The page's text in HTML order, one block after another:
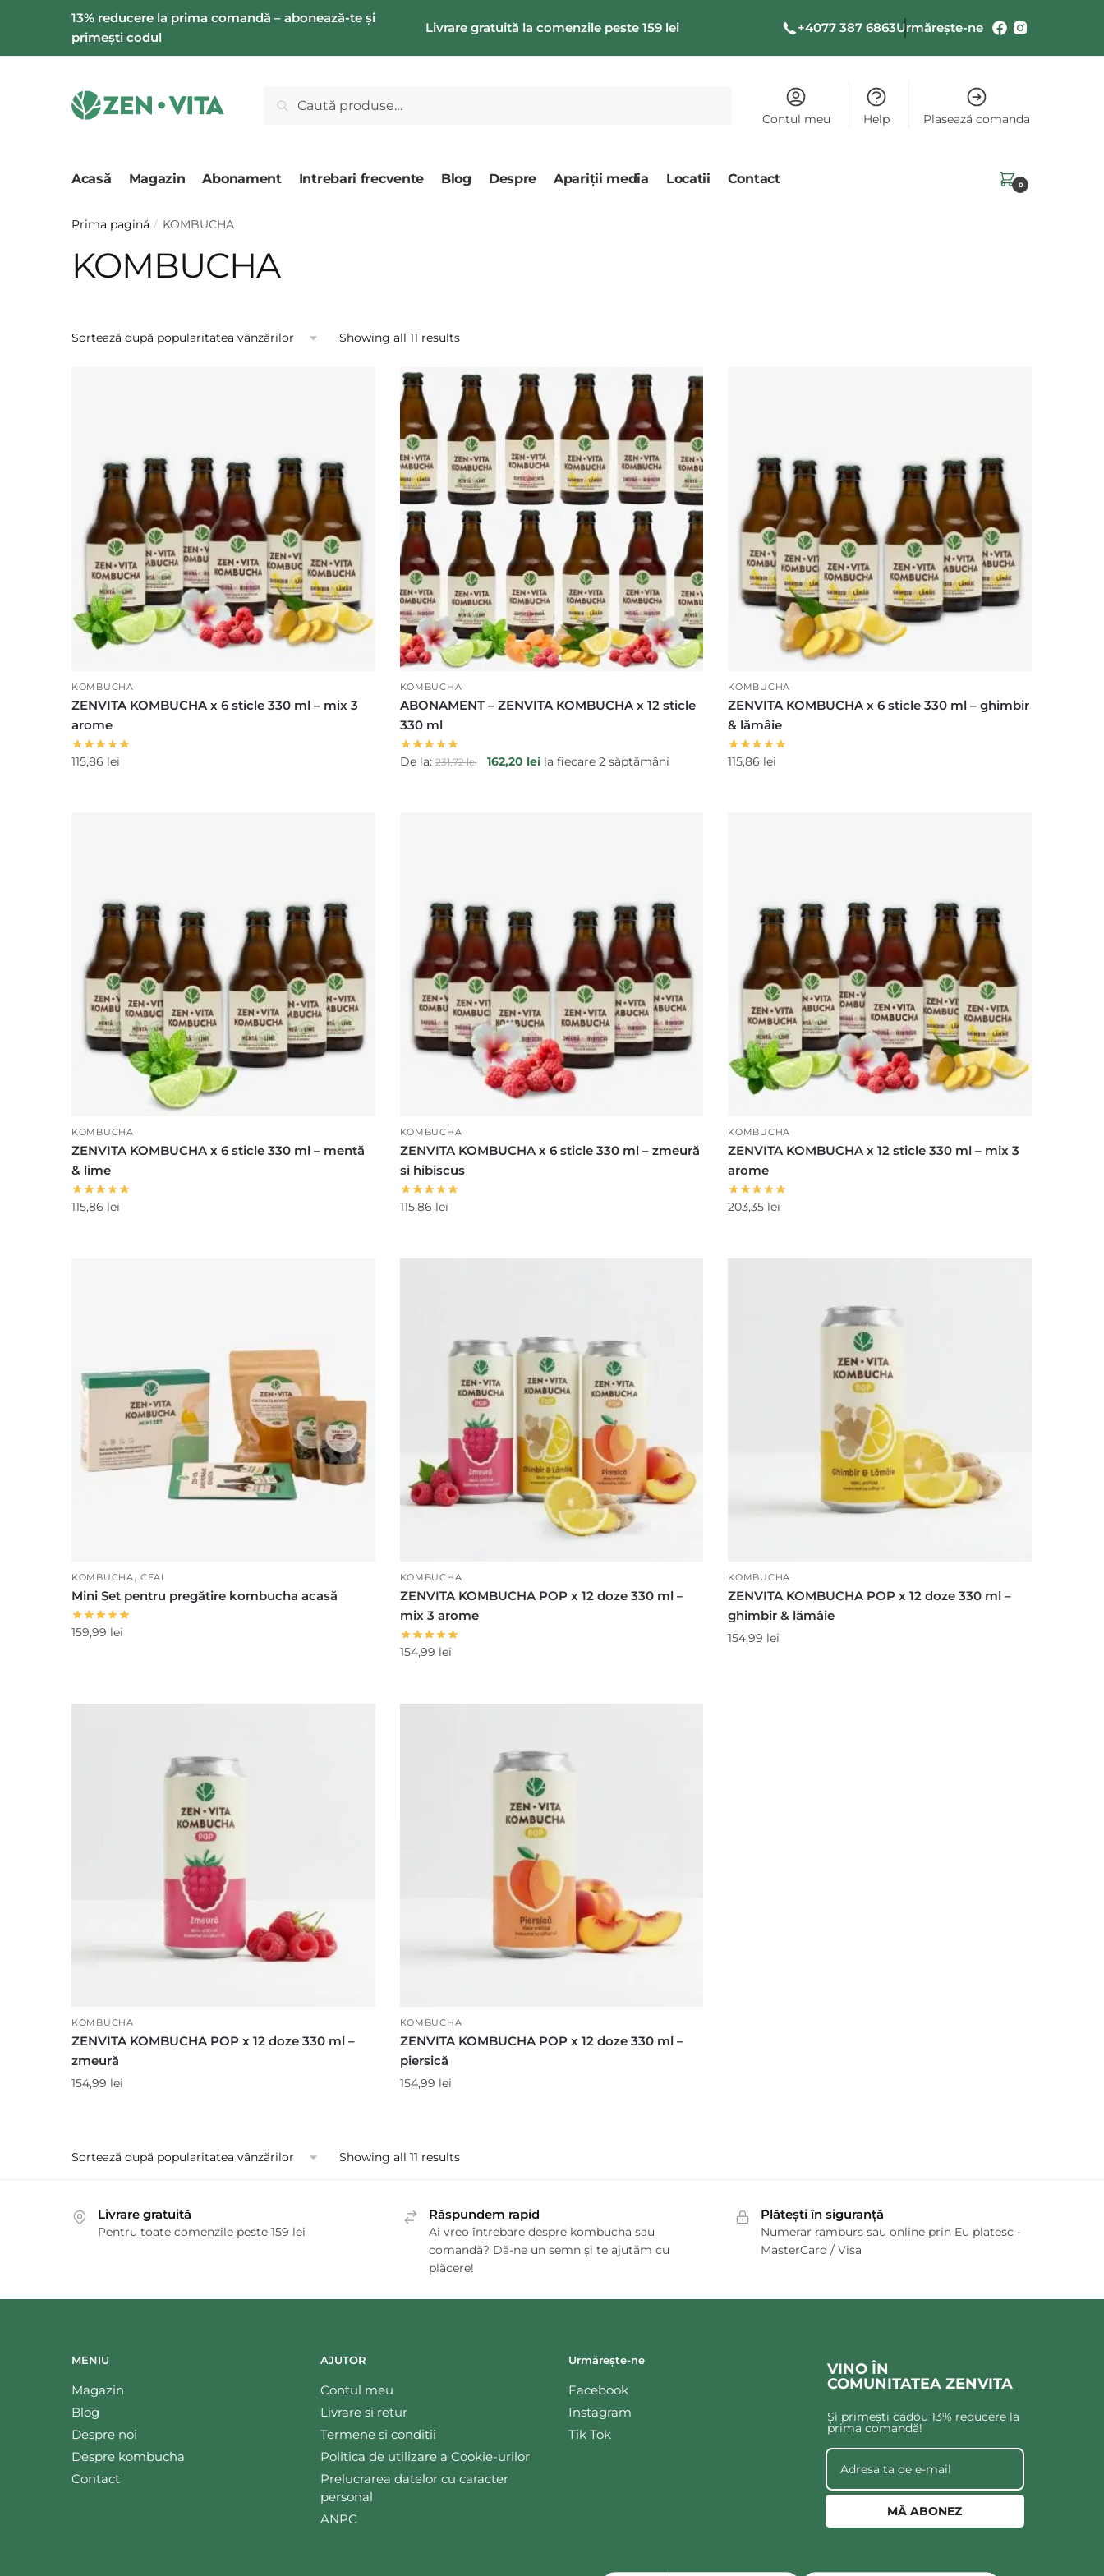
13% reducere la prima comandă – abonează-te și
primești codul
Livrare gratuită la comenzile peste 159 lei +4077 387 6863Urmărește-ne
după:
Caută
Contul meu Help Plasează comanda
Acasă Magazin Abonament Intrebari frecvente Blog Despre Apariții media Locatii Contact 0
Prima pagină / KOMBUCHA
KOMBUCHA
Showing all 11 results
KOMBUCHA
ZENVITA KOMBUCHA x 6 sticle 330 ml – mix 3
arome
115,86 lei
KOMBUCHA
ABONAMENT – ZENVITA KOMBUCHA x 12 sticle
330 ml
De la:231,72lei
Prețul
162,20 leiPrețul
la fiecare 2 săptămâni
KOMBUCHA
ZENVITA KOMBUCHA x 6 sticle 330 ml – ghimbir
& lămâie
115,86 lei
KOMBUCHA
ZENVITA KOMBUCHA x 6 sticle 330 ml – mentă
& lime
115,86 lei
KOMBUCHA
ZENVITA KOMBUCHA x 6 sticle 330 ml – zmeură
si hibiscus
115,86 lei
KOMBUCHA
ZENVITA KOMBUCHA x 12 sticle 330 ml – mix 3
arome
203,35 lei
KOMBUCHA,CEAI
Mini Set pentru pregătire kombucha acasă
159,99 lei
KOMBUCHA
ZENVITA KOMBUCHA POP x 12 doze 330 ml –
mix 3 arome
154,99 lei
KOMBUCHA
ZENVITA KOMBUCHA POP x 12 doze 330 ml –
ghimbir & lămâie
154,99 lei
KOMBUCHA
ZENVITA KOMBUCHA POP x 12 doze 330 ml –
zmeură
154,99 lei
KOMBUCHA
ZENVITA KOMBUCHA POP x 12 doze 330 ml –
piersică
154,99 lei
Showing all 11 results
Livrare gratuită
Pentru toate comenzile peste 159 lei
Răspundem rapid
Ai vreo întrebare despre kombucha sau
comandă? Dă-ne un semn și te ajutăm cu
plăcere!
Plătești în siguranță
Numerar ramburs sau online prin Eu platesc -
MasterCard / Visa
MENIU
Magazin
Blog
Despre noi
Despre kombucha
Contact
AJUTOR
Contul meu
Livrare si retur
Termene si conditii
Politica de utilizare a Cookie-urilor
Prelucrarea datelor cu caracter
personal
ANPC
Urmărește-ne
Facebook
Instagram
Tik Tok
VINO ÎN
COMUNITATEA ZENVITA
Și primești cadou 13% reducere la
prima comandă!
MĂ ABONEZ